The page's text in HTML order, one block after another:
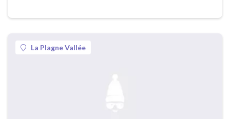
La Plagne Vallée